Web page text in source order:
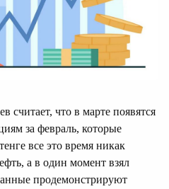
считает, что в марте появятся
за февраль, которые
все это время никак
а в один момент взял
продемонстрируют